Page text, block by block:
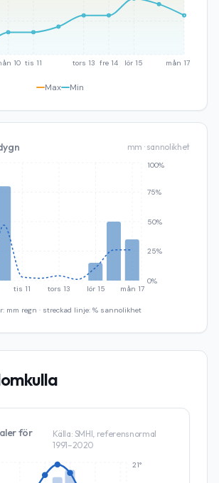
10 tis 11 tors 13 fre 14 lör 15 mån 17
Max Min
mm · sannolikhet
tis 11 tors 13 lör 15 mån 17
0%
25%
50%
75%
100%
mm regn · streckad linje: % sannolikhet
för
Källa: SMHI, referensnormal
1991–2020
21°